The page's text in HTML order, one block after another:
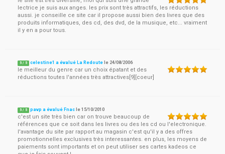
lectrice je suis aux anges. les prix sont très attractifs, les réductions
aussi. je conseille ce site car il propose aussi bien des livres que des
produits informatiques, des cd, des dvd, de la musique, etc... vraiment
il y en a pour tous.
5 / 5 celestine1 a évalué La Redoute le 24/08/2006
le meilleur du genre car un choix épatant et des
réductions toutes l'années très attractives[9][coeur]
5 / 5 pavp a évalué Fnac le15/10/2010
c'est un site très bien car on trouve beaucoup de
références que ce soit dans les livres ou des les cd ou l'electronique.
l'avantage du site par rapport au magasin c'est qu'il y a des offres
promotionnelles exclusives très interessantes. en plus, les moyens de
paiements sont importants et on peut utiliser ses cartes kadeos ce